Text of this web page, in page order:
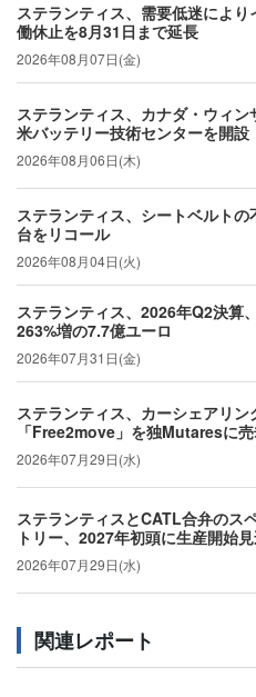
ステランティス、需要低迷によ
働休止を8月31日まで延長
2026年08月07日(金)
ステランティス、カナダ・ウィ
米バッテリー技術センターを開設
2026年08月06日(木)
ステランティス、シートベルト
台をリコール
2026年08月04日(火)
ステランティス、2026年Q2決算
263%増の7.7億ユーロ
2026年07月31日(金)
ステランティス、カーシェアリン
「Free2move」を独Mutaresに
2026年07月29日(水)
ステランティスとCATL合弁のス
トリー、2027年初頭に生産開始
2026年07月29日(水)
関連レポート